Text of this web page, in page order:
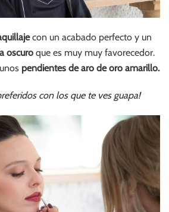
con un acabado perfecto y un
oscuro que es muy muy favorecedor.
pendientes de aro de oro amarillo.
con los que te ves guapa!